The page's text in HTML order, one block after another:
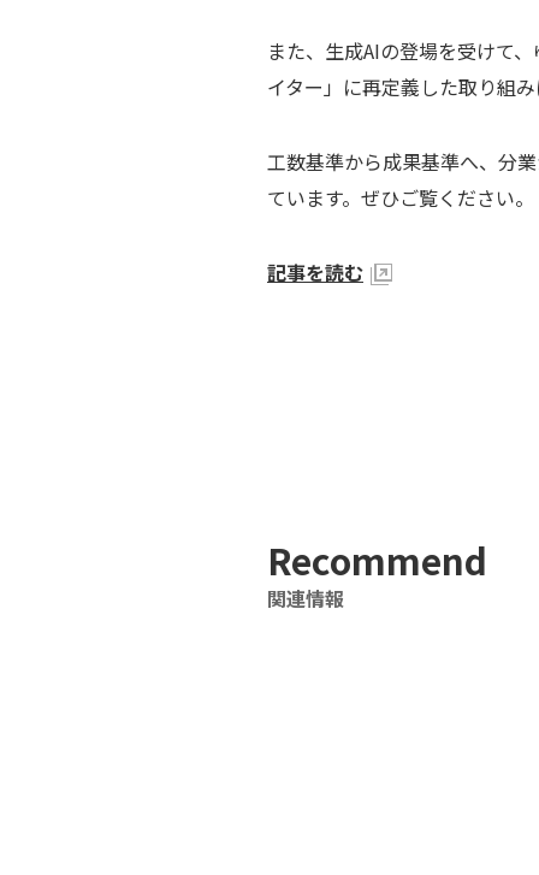
また、生成AIの登場を受けて
イター」に再定義した取り組
工数基準から成果基準へ、分
ています。ぜひご覧ください。
記事を読む
Recommend
関連情報